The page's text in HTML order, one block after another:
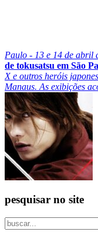
Paulo - 13 e 14 de abril
de tokusatsu em São
X e outros heróis
Manaus. As exibições
pesquisar no site